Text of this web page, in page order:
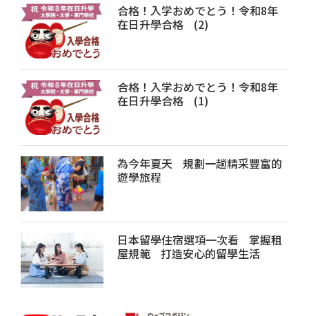
合格！入学おめでとう！令和8年
在日升學合格 (2)
合格！入学おめでとう！令和8年
在日升學合格 (1)
為今年夏天 規劃一趟精采豐富的
遊學旅程
日本留學住宿選項一次看 掌握租
屋規範 打造安心的留學生活